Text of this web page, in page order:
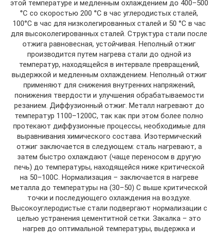
этой температуре и медленным охлаждением до 400–500
°С со скоростью 200 °С в час углеродистых сталей,
100°С в час для низколегированных сталей и 50 °С в час
для высоколегированных сталей. Структура стали после
отжига равновесная, устойчивая. Неполный отжиг
производится путем нагрева стали до одной из
температур, находящейся в интервале превращений,
выдержкой и медленным охлаждением. Неполный отжиг
применяют для снижения внутренних напряжений,
понижения твердости и улучшения обрабатываемости
резанием. Диффузионный отжиг. Металл нагревают до
температур 1100–1200С, так как при этом более полно
протекают диффузионные процессы, необходимые для
выравнивания химического состава. Изотермический
отжиг заключается в следующем: сталь нагревают, а
затем быстро охлаждают (чаще переносом в другую
печь) до температуры, находящейся ниже критической
на 50–100С. Нормализация – заключается в нагреве
металла до температуры на (30–50) С выше критической
точки и последующего охлаждения на воздухе.
Высокоуглеродистые стали подвергают нормализации с
целью устранения цементитной сетки. Закалка – это
нагрев до оптимальной температуры, выдержка и